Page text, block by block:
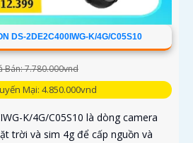
DS-2DE2C400IWG-K/4G/C05S10
Bán: 7.780.000vnd
Mại: 4.850.000vnd
K/4G/C05S10 là dòng camera
trời và sim 4g để cấp nguồn và